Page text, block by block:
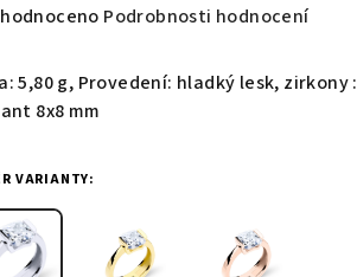
Podrobnosti hodnocení
5,80 g, Provedení: hladký lesk, zirkony :
8x8 mm
VARIANTY: